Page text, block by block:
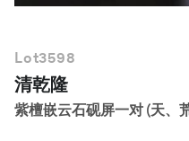
Lot3598
清乾隆
紫檀嵌云石砚屏一对 (天、